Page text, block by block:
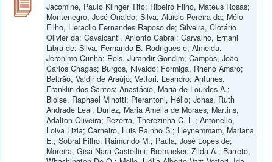
Jacomine, Paulo Klinger Tito; Ribeiro Filho, Mateus Rosas;
Montenegro, José Onaldo; Silva, Aluisio Pereira da; Mélo
Filho, Heraclio Fernandes Raposo de; Silveira, Clotário
Olivier da; Cavalcanti, Anionto Cabral; Carvalho, Ernani
Libra de; Silva, Fernando B. Rodrigues e; Almeida,
Jeronimo Cunha; Reis, Jurandir Gondim; Campos, João
Carlos Chagas; Burgos, Nivaldo; Formiga, Rheno Amaro;
Beltrão, Valdir de Araújo; Vettori, Leandro; Antunes,
Franklin dos Santos; Anastácio, Maria de Lourdes A.;
Bloise, Raphael Minotti; Pierantoni, Hélio; Johas, Ruth
Andrade Leal; Duriez, Maria Amélia de Moraes; Martins,
Adalton Oliveira; Bezerra, Therezinha C. L.; Antonello,
Loiva Lizia; Carneiro, Luis Rainho S.; Heynemmam, Mariana
E.; Sobral Filho, Raimundo M.; Paula, José Lopes de;
Moreira, Gisa Nara Castellini; Bremaeker, Zilda A.; Barreto,